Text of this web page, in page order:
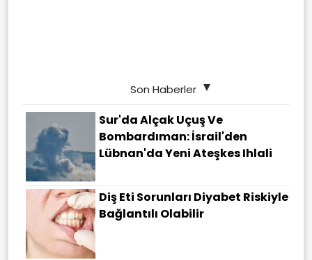
Son Haberler
Sur'da Alçak Uçuş Ve
Bombardıman: İsrail'den
Lübnan'da Yeni Ateşkes Ihlali
Diş Eti Sorunları Diyabet Riskiyle
Bağlantılı Olabilir